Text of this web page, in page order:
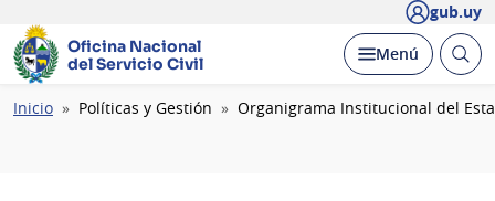
gub.uy
Oficina Nacional
del Servicio Civil
Desplegar
Menú Abrir
Ruta
Inicio Políticas y Gestión Organigrama Institucional del